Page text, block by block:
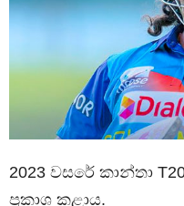
2023 වසරේ කාන්තා
ප්‍රකාශ කළාය.